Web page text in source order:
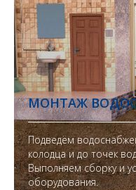
МОНТАЖ
Подведём
колодца и до точек
Выполняем сборку и
оборудования.